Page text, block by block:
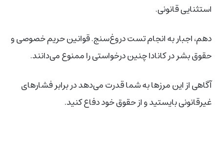
استثنایی قانونی.
دهم، اجبار به انجام تست دروغ‌سنج. قوانین حریم خصوصی و
حقوق بشر در کانادا چنین درخواستی را ممنوع می‌دانند.
آگاهی از این مرزها به شما قدرت می‌دهد در برابر فشارهای
غیرقانونی بایستید و از حقوق خود دفاع کنید.